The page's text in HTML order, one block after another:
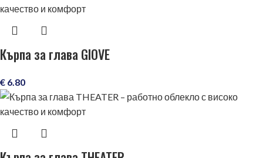
Кърпа за глава GIOVE
€ 6.80